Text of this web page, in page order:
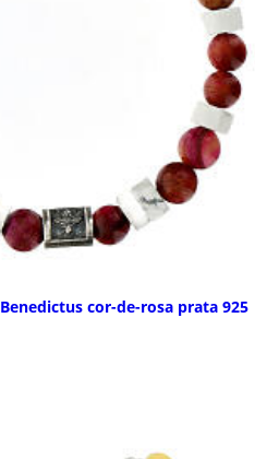
cor-de-rosa prata 925